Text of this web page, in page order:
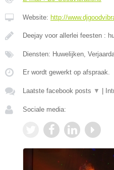
Website: http://
Deejay voor allerlei feesten :
Diensten: Huwelijken,
Er wordt gewerkt op afspraak.
Laatste facebook posts ▼
Sociale media: